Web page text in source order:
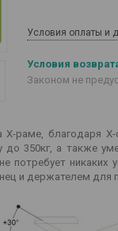
Условия оплаты и
Законом не
раме, благодаря
350кг, а также
никаких
и держателем для